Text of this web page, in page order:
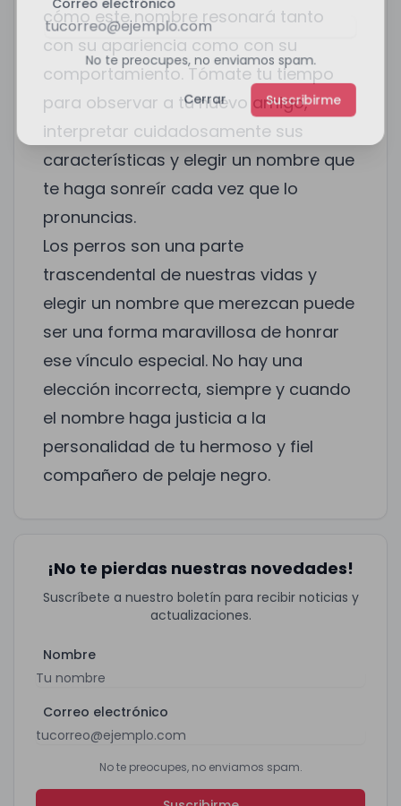
cómo este nombre resonará tanto
con su apariencia como con su
comportamiento. Tómate tu tiempo
para observar a tu nuevo amigo,
interpretar cuidadosamente sus
características y elegir un nombre que
te haga sonreír cada vez que lo
pronuncias.
Los perros son una parte
trascendental de nuestras vidas y
elegir un nombre que merezcan puede
ser una forma maravillosa de honrar
ese vínculo especial. No hay una
elección incorrecta, siempre y cuando
el nombre haga justicia a la
personalidad de tu hermoso y fiel
compañero de pelaje negro.
¡No te pierdas nuestras novedades!
Suscríbete a nuestro boletín para recibir noticias y
actualizaciones.
Nombre
Correo electrónico
No te preocupes, no enviamos spam.
Correo electrónico
No te preocupes, no enviamos spam.
Cerrar Suscribirme